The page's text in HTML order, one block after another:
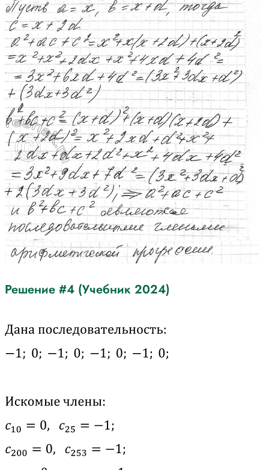
Решение #4 (Учебник 2024)